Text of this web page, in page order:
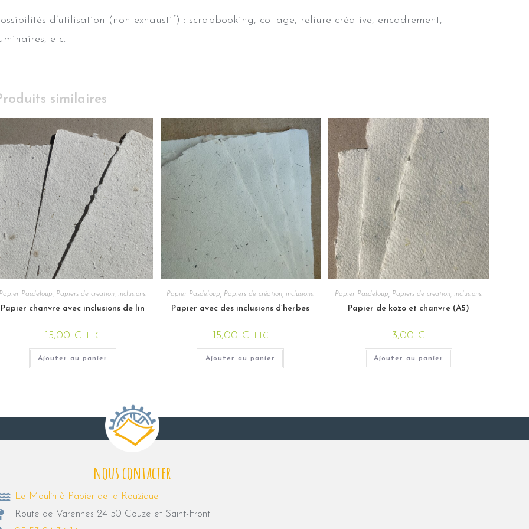
d’utilisation (non exhaustif) : scrapbooking, collage, reliure créative, encadrement,
etc.
similaires
Pasdeloup Papiers de création, inclusions.
Papier chanvre avec inclusions de lin
15,00 € TTC
Ajouter au panier
Papier Pasdeloup Papiers de création, inclusions.
Papier avec des inclusions d’herbes
15,00 € TTC
Ajouter au panier
Papier Pasdeloup Papiers de création, inclusions.
Papier de kozo et chanvre (A5)
3,00 €
Ajouter au panier
nous contacter
Le Moulin à Papier de la Rouzique
Route de Varennes 24150 Couze et Saint-Front